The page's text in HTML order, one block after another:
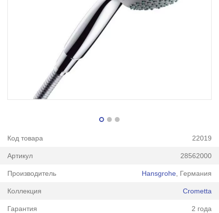
Код товара 22019
Артикул 28562000
Производитель Hansgrohe , Германия
Коллекция Crometta
Гарантия 2 года